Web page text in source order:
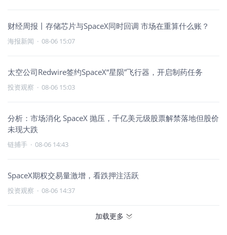
财经周报丨存储芯片与SpaceX同时回调 市场在重算什么账？
海报新闻 · 08-06 15:07
太空公司Redwire签约SpaceX“星陨”飞行器，开启制药任务
投资观察 · 08-06 15:03
分析：市场消化 SpaceX 抛压，千亿美元级股票解禁落地但股价
未现大跌
链捕手 · 08-06 14:43
SpaceX期权交易量激增，看跌押注活跃
投资观察 · 08-06 14:37
加载更多